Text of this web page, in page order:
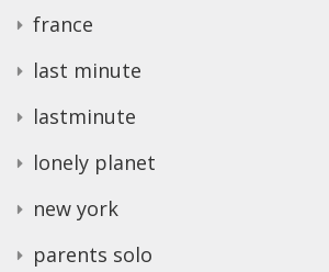
france
last minute
lastminute
lonely planet
new york
parents solo